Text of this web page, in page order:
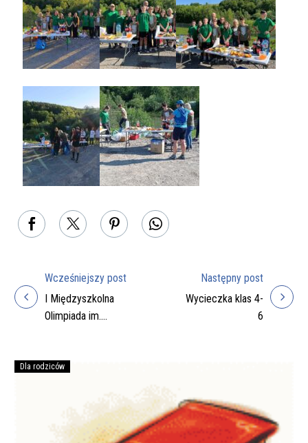
Nawigacja
wpisu
Wcześniejszy post
I Międzyszkolna
Olimpiada im.
Następny post
Wycieczka klas 4-
6
rok
szkolny
Dla rodziców